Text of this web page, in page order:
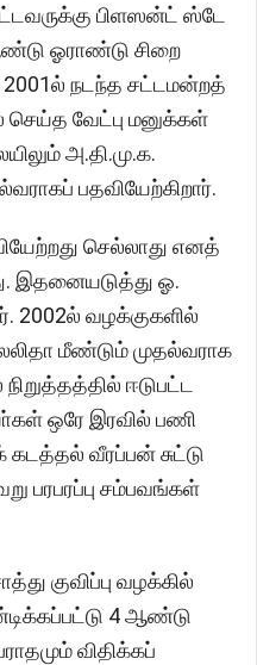
பிளஸன்ட் ஸ்டே
ஓராண்டு சிறை
2001ல் நடந்த சட்டமன்றத்
செய்த வேட்பு மனுக்கள்
அ.தி.மு.க.
பதவியேற்கிறார்.
செல்லாது எனத்
இதனையடுத்து ஓ.
2002ல் வழக்குகளில்
மீண்டும் முதல்வராக
ஈடுபட்ட
ஒரே இரவில் பணி
வீரப்பன் சுட்டு
பரபரப்பு சம்பவங்கள்
குவிப்பு வழக்கில்
4 ஆண்டு
விதிக்கப்